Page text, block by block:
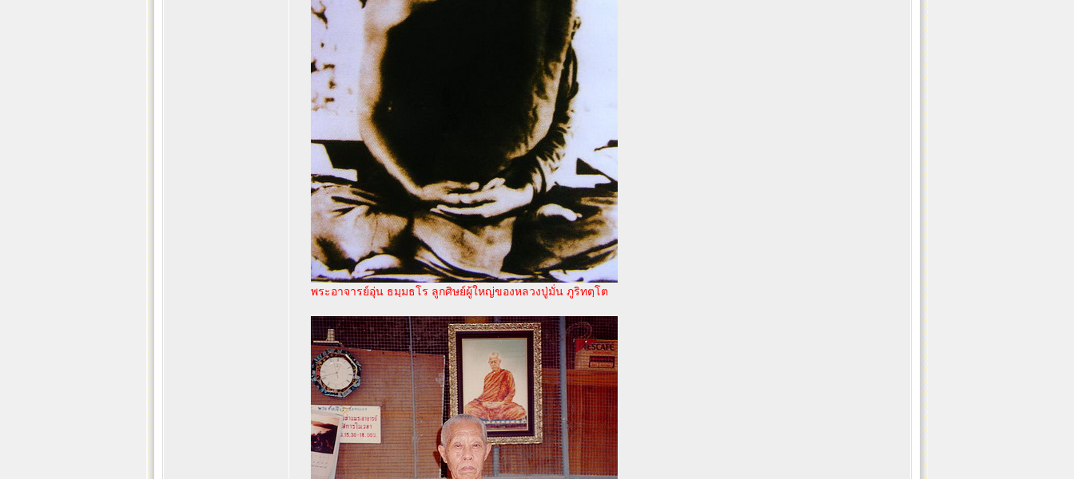
พระอาจารย์อุ่น ธมฺมธโร ลูกศิษย์ผู้ใหญ่ของหลวงปู่มั่น ภูริทตฺโต